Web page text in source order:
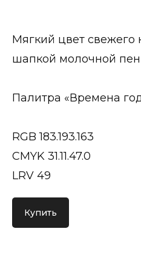
Мягкий цвет
шапкой молочной
Палитра «Времена
RGB 183.193.163
CMYK 31.11.47.0
LRV 49
Купить